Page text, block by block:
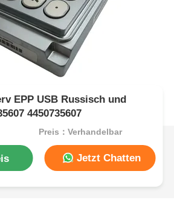
EPP USB Russisch und
4450735607
Preis：Verhandelbar
Jetzt Chatten